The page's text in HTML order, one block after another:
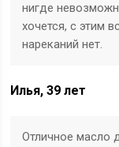
нигде
хочется, с этим
нареканий нет.
Илья, 39 лет
Отличное масло